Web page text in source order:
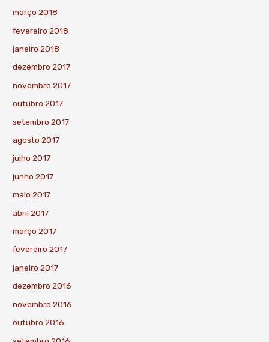
março 2018
fevereiro 2018
janeiro 2018
dezembro 2017
novembro 2017
outubro 2017
setembro 2017
agosto 2017
julho 2017
junho 2017
maio 2017
abril 2017
março 2017
fevereiro 2017
janeiro 2017
dezembro 2016
novembro 2016
outubro 2016